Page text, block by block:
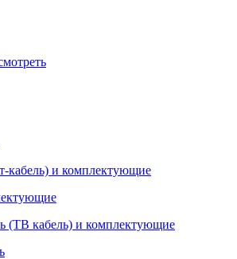
кабель) и комплектующие
(ТВ кабель) и комплектующие